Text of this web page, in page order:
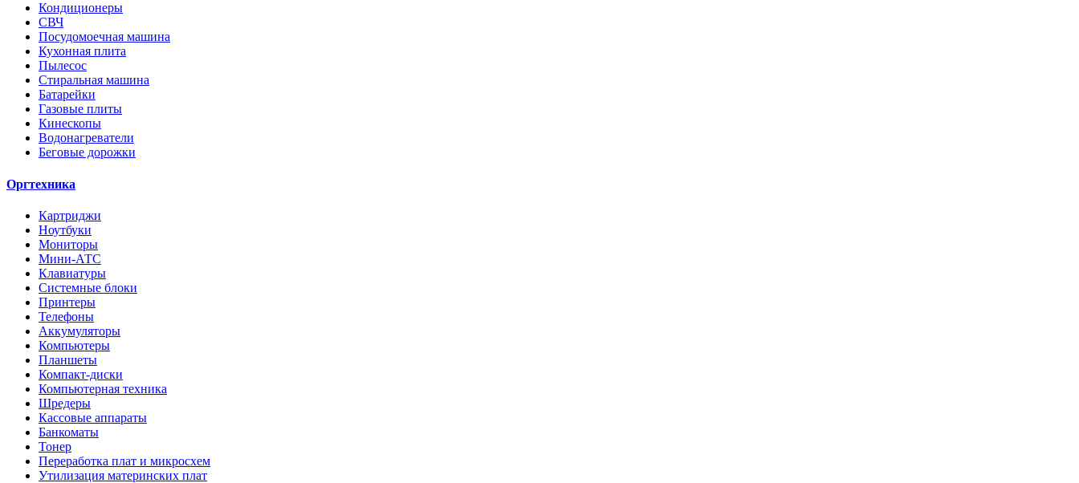
Кондиционеры
СВЧ
Посудомоечная машина
Кухонная плита
Пылесос
Стиральная машина
Батарейки
Газовые плиты
Кинескопы
Водонагреватели
Беговые дорожки
Оргтехника
Картриджи
Ноутбуки
Мониторы
Мини-АТС
Клавиатуры
Системные блоки
Принтеры
Телефоны
Аккумуляторы
Компьютеры
Планшеты
Компакт-диски
Компьютерная техника
Шредеры
Кассовые аппараты
Банкоматы
Тонер
Переработка плат и микросхем
Утилизация материнских плат